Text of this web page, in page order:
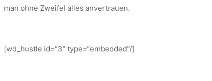
man ohne Zweifel alles anvertrauen.
[wd_hustle id=“3″ type=“embedded“/]